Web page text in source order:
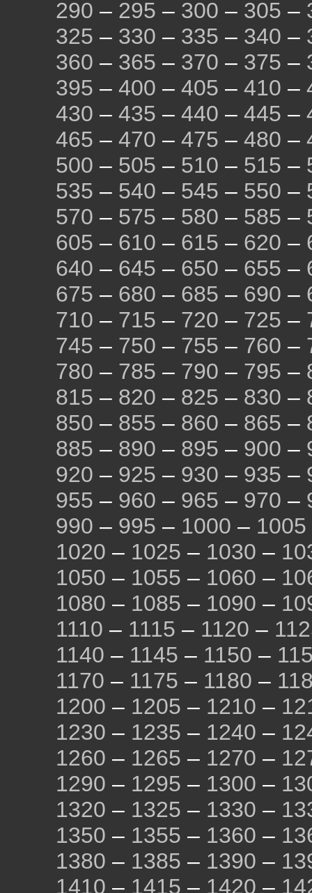
290 – 295 – 300 – 305 –
325 – 330 – 335 – 340 –
360 – 365 – 370 – 375 –
395 – 400 – 405 – 410 –
430 – 435 – 440 – 445 –
465 – 470 – 475 – 480 –
500 – 505 – 510 – 515 –
535 – 540 – 545 – 550 –
570 – 575 – 580 – 585 –
605 – 610 – 615 – 620 –
640 – 645 – 650 – 655 –
675 – 680 – 685 – 690 –
710 – 715 – 720 – 725 –
745 – 750 – 755 – 760 –
780 – 785 – 790 – 795 –
815 – 820 – 825 – 830 –
850 – 855 – 860 – 865 –
885 – 890 – 895 – 900 –
920 – 925 – 930 – 935 –
955 – 960 – 965 – 970 –
990 – 995 – 1000 – 1005
1020 – 1025 – 1030 –
1050 – 1055 – 1060 –
1080 – 1085 – 1090 –
1110 – 1115 – 1120 –
1140 – 1145 – 1150 –
1170 – 1175 – 1180 –
1200 – 1205 – 1210 –
1230 – 1235 – 1240 –
1260 – 1265 – 1270 –
1290 – 1295 – 1300 –
1320 – 1325 – 1330 –
1350 – 1355 – 1360 –
1380 – 1385 – 1390 –
1410 – 1415 – 1420 –